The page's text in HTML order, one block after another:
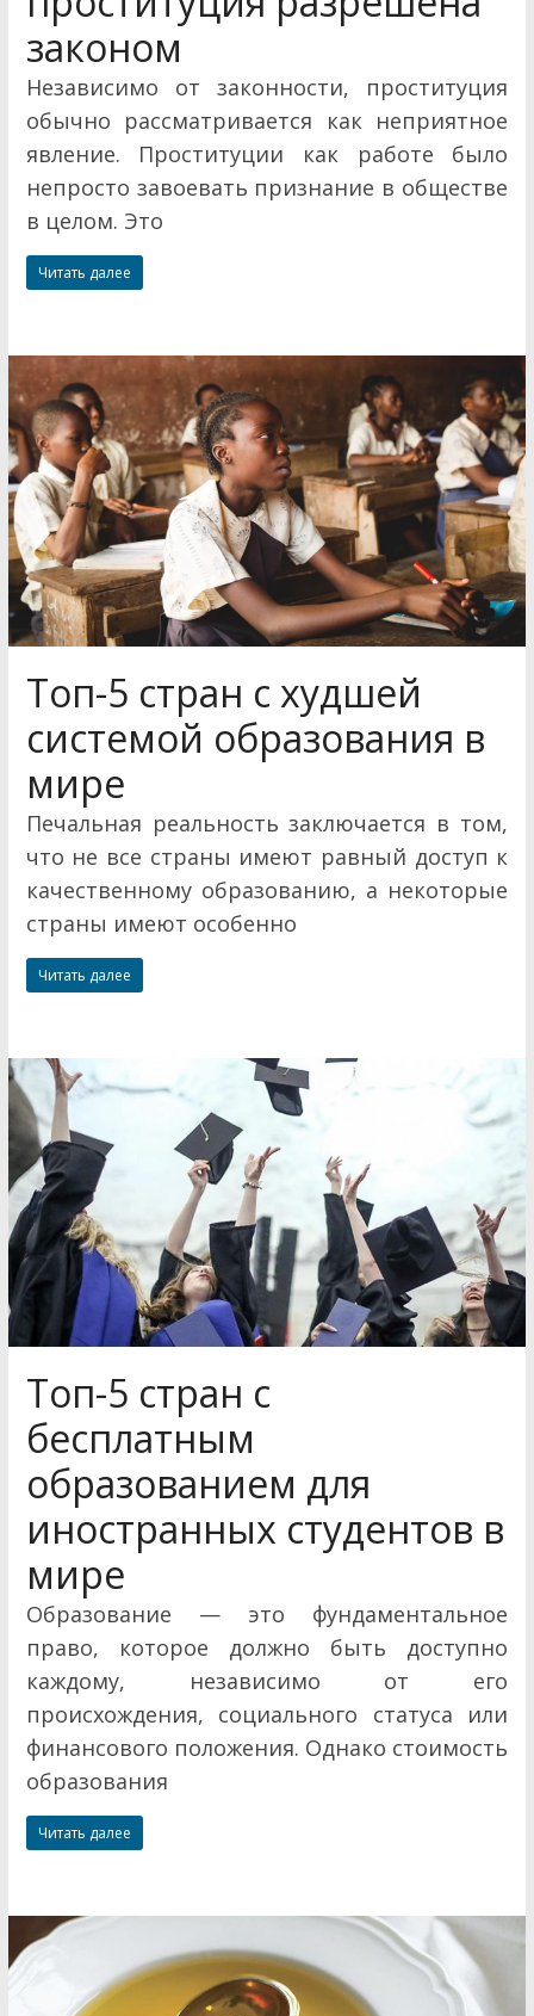
законом
Независимо от законности, проституция
обычно рассматривается как неприятное
явление. Проституции как работе было
непросто завоевать признание в обществе
в целом. Это
Читать далее
Топ-5 стран с худшей
системой образования в
мире
Печальная реальность заключается в том,
что не все страны имеют равный доступ к
качественному образованию, а некоторые
страны имеют особенно
Читать далее
Топ-5 стран с
бесплатным
образованием для
иностранных студентов в
мире
Образование — это фундаментальное
право, которое должно быть доступно
каждому, независимо от его
происхождения, социального статуса или
финансового положения. Однако стоимость
образования
Читать далее